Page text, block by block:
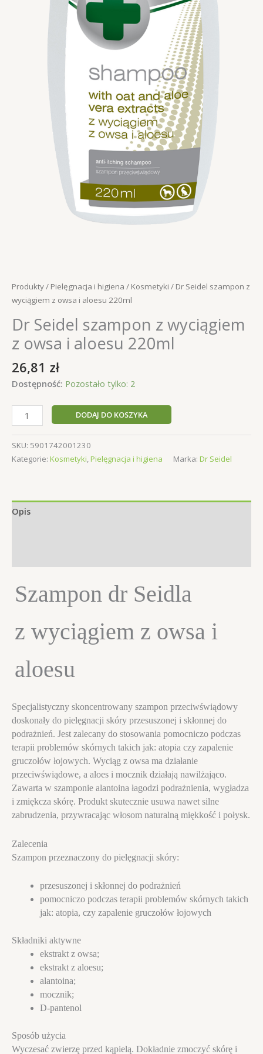
Produkty/ Pielęgnacja i higiena / Kosmetyki / Dr Seidel szampon z
wyciągiem z owsa i aloesu 220ml
Dr Seidel szampon z wyciągiem
z owsa i aloesu 220ml
26,81 zł
Dostępność: Pozostało tylko: 2
ilość
Dr
Seidel
szampon
z
owsa
DODAJ DO KOSZYKA
SKU: 5901742001230
Kategorie: Kosmetyki,Pielęgnacja i higiena Marka: Dr Seidel
Opis
Szampon dr Seidla
z wyciągiem z owsa i
aloesu
Specjalistyczny skoncentrowany szampon przeciwświądowy
doskonały do pielęgnacji skóry przesuszonej i skłonnej do
podrażnień. Jest zalecany do stosowania pomocniczo podczas
terapii problemów skórnych takich jak: atopia czy zapalenie
gruczołów łojowych. Wyciąg z owsa ma działanie
przeciwświądowe, a aloes i mocznik działają nawilżająco.
Zawarta w szamponie alantoina łagodzi podrażnienia, wygładza
i zmiękcza skórę. Produkt skutecznie usuwa nawet silne
zabrudzenia, przywracając włosom naturalną miękkość i połysk.
Zalecenia
Szampon przeznaczony do pielęgnacji skóry:
przesuszonej i skłonnej do podrażnień
pomocniczo podczas terapii problemów skórnych takich
jak: atopia, czy zapalenie gruczołów łojowych
Składniki aktywne
ekstrakt z owsa;
ekstrakt z aloesu;
alantoina;
mocznik;
D-pantenol
Sposób użycia
Wyczesać zwierzę przed kąpielą. Dokładnie zmoczyć skórę i